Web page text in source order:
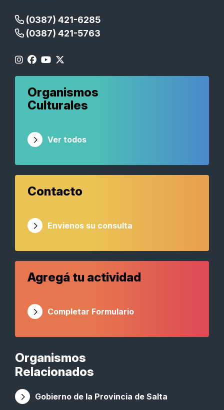
(0387) 421-6285
(0387) 421-5763
Organismos
Relacionados
Gobierno de la Provincia de Salta
Organismos
Culturales
Ver todos
Contacto
Envienos su consulta
Agregá tu actividad
Completar Formulario